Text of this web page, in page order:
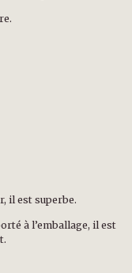
il est superbe.
à l’emballage, il est